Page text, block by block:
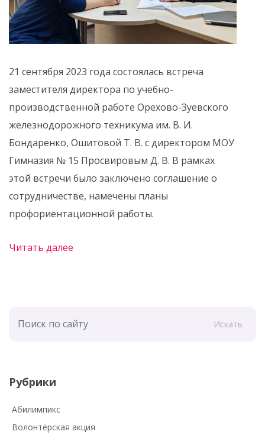
21 сентября 2023 года состоялась встреча
заместителя директора по учебно-
производственной работе Орехово-Зуевского
железнодорожного техникума им. В. И.
Бондаренко, Ошитовой Т. В. с директором МОУ
Гимназия № 15 Просвировым Д. В. В рамках
этой встречи было заключено соглашение о
сотрудничестве, намечены планы
профориентационной работы.
Читать далее
Искать
Рубрики
Абилимпикс
Волонтёрская акция